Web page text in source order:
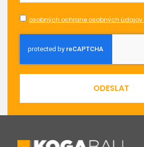
osobných ochrane osobných údajov.
ODESLAT